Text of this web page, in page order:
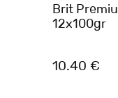
Brit
12x100gr
10.40 €